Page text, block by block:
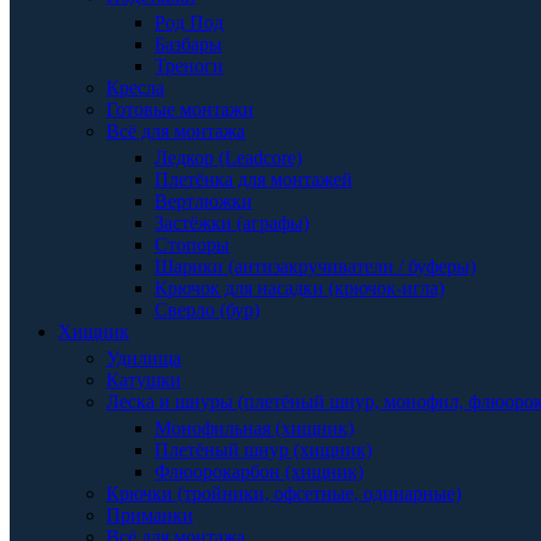
Род Под
Базбары
Треноги
Кресла
Готовые монтажи
Всё для монтажа
Ледкор (Leadcore)
Плетёнка для монтажей
Вертлюжки
Застёжки (аграфы)
Стопоры
Шарики (антизакручиватели / буферы)
Крючок для насадки (крючок-игла)
Сверло (бур)
Хищник
Удилища
Катушки
Леска и шнуры (плетёный шнур, монофил,
Монофильная (хищник)
Плетёный шнур (хищник)
Флюорокарбон (хищник)
Крючки (тройники, офсетные, одинарные)
Приманки
Всё для монтажа